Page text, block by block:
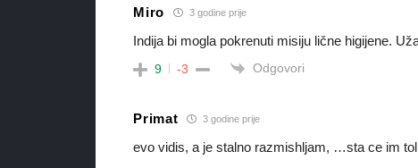
Miro 3 godine prije
Indija bi mogla pokrenuti misiju lične higijene.
9 -3 Odgovori
Primat 3 godine prije
evo vidis, a je stalno razmishljam, …sta ce im